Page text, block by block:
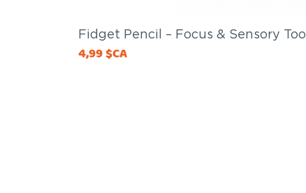
Fidget Pencil – Focus & Sensory Tool
Price
4,99 $CA